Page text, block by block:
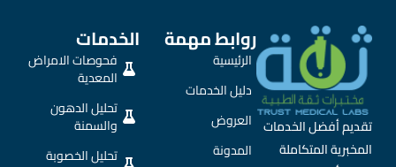
تقديم أفضل الخدمات
المخبرية المتكاملة
روابط مهمة
الرئيسية
دليل الخدمات
العروض
المدونة
الخدمات
فحوصات الامراض
المعدية
تحليل الدهون
والسمنة
تحليل الخصوبة